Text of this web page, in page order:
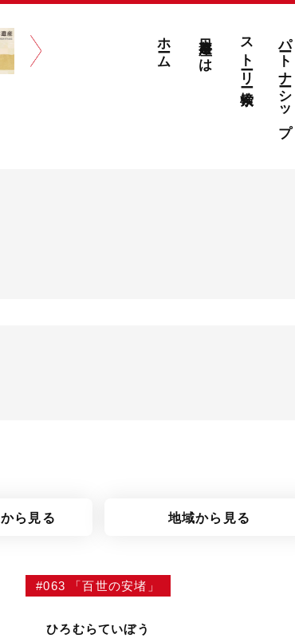
ホーム 日本遺産とは ストーリー検索 パートナーシップ
から見る 地域から見る
#063 「百世の安堵」
ひろむらていぼう